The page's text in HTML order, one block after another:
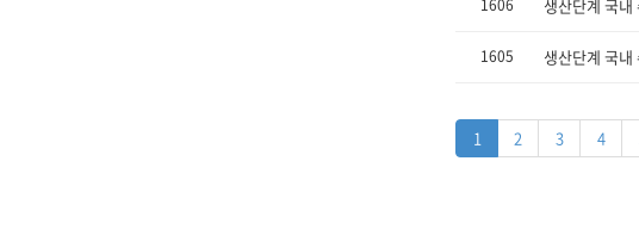
1606 생산단계 국
1605 생산단계 국
1 2 3 4